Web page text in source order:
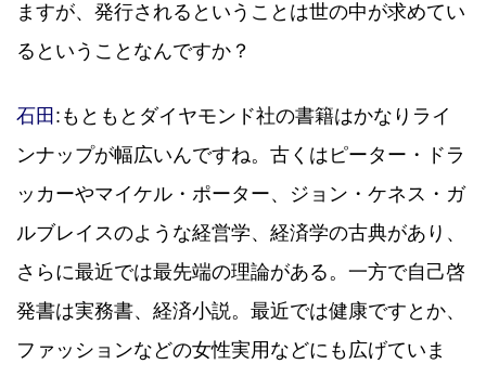
ますが、発行されるということは世の中が求めてい
るということなんですか？
石田 :もともとダイヤモンド社の書籍はかなりライ
ンナップが幅広いんですね。古くはピーター・ドラ
ッカーやマイケル・ポーター、ジョン・ケネス・ガ
ルブレイスのような経営学、経済学の古典があり、
さらに最近では最先端の理論がある。一方で自己啓
発書は実務書、経済小説。最近では健康ですとか、
ファッションなどの女性実用などにも広げていま